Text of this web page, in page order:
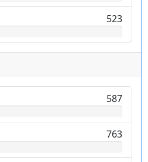
523
587
763